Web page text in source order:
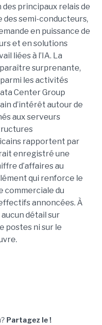
des principaux relais de
des semi-conducteurs,
en puissance de
et en solutions
liées à l’IA. La
surprenante,
les activités
Center Group
d’intérêt autour de
aux serveurs
rapportent par
enregistré une
d’affaires au
qui renforce le
commerciale du
annoncées. À
détail sur
postes ni sur le
Partagez le !